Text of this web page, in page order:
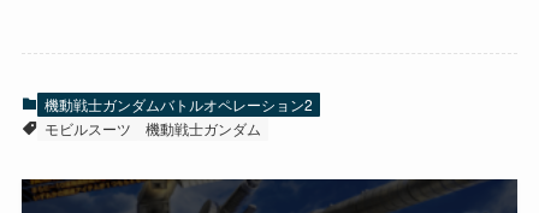
機動戦士ガンダムバトルオペレーション2
モビルスーツ
機動戦士ガンダム